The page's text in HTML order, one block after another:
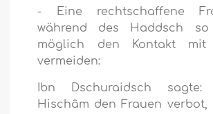
- Eine rechtschaffene
während des Haddsch
möglich den Kontakt mit
vermeiden:
Ibn Dschuraidsch
Hischâm den Frauen verbot,